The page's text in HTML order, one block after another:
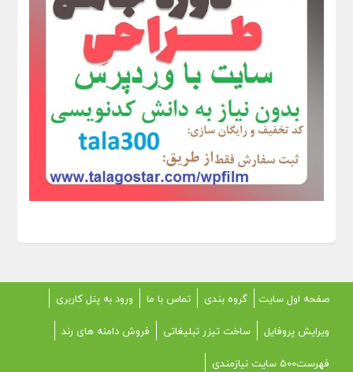
صفحه اول سایت گروه بندی تماس با ما
ورود به پنل کاربری
ویرایش پروفایل
ساخت تیزر تبلیغاتی
فروش دامنه های رند
فهرست500 سایت نیازمندی